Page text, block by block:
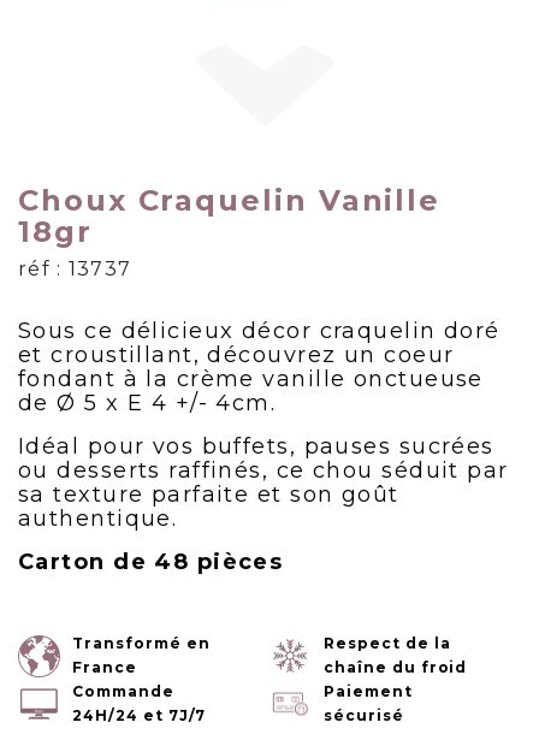
Choux Craquelin Vanille
18gr
réf : 13737
Sous ce délicieux décor craquelin doré
et croustillant, découvrez un coeur
fondant à la crème vanille onctueuse
de Ø 5 x E 4 +/- 4cm.
Idéal pour vos buffets, pauses sucrées
ou desserts raffinés, ce chou séduit par
sa texture parfaite et son goût
authentique.
Carton de 48 pièces
Transformé en
France
Respect de la
chaîne du froid
Commande
24H/24 et 7J/7
Paiement
sécurisé